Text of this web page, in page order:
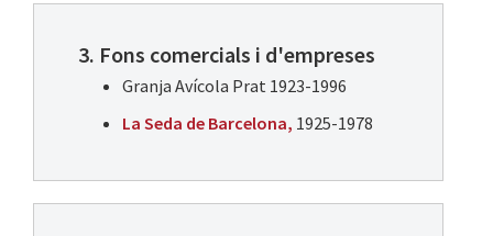
3. Fons comercials i d'empreses
Granja Avícola Prat 1923-1996
La Seda de Barcelona, 1925-1978